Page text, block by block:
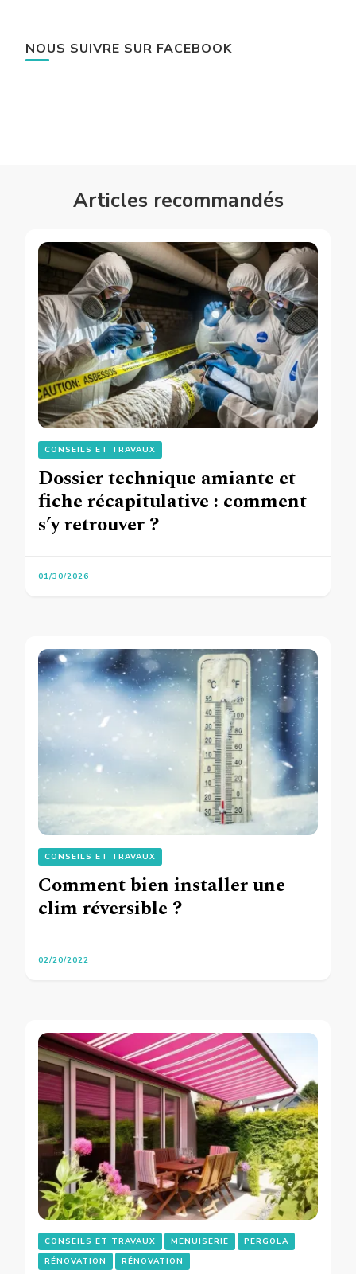
NOUS SUIVRE SUR FACEBOOK
Articles recommandés
CONSEILS ET TRAVAUX
Dossier technique amiante et
fiche récapitulative : comment
s’y retrouver ?
01/30/2026
CONSEILS ET TRAVAUX
Comment bien installer une
clim réversible ?
02/20/2022
CONSEILS ET TRAVAUX MENUISERIE
PERGOLA
RÉNOVATION
RÉNOVATION